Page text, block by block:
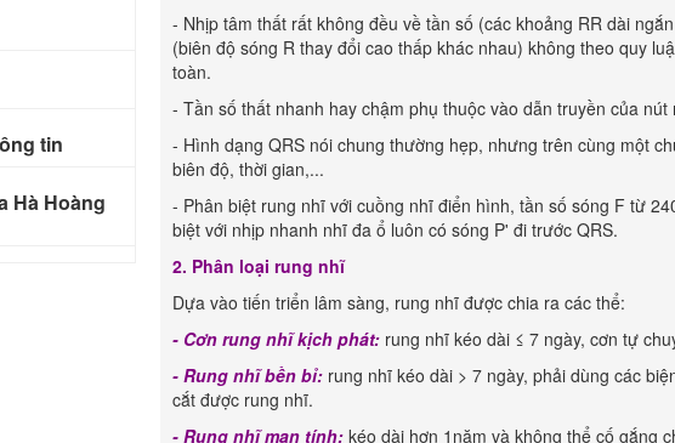
- Nhịp tâm thất rất không đều về tần số (các khoảng RR dài
(biên độ sóng R thay đổi cao thấp khác nhau) không theo quy
toàn.
- Tần số thất nhanh hay chậm phụ thuộc vào dẫn truyền của nút
- Hình dạng QRS nói chung thường hẹp, nhưng trên cùng một
biên độ, thời gian,...
- Phân biệt rung nhĩ với cuồng nhĩ điển hình, tần số sóng F từ
biệt với nhịp nhanh nhĩ đa ổ luôn có sóng P' đi trước QRS.
2. Phân loại rung nhĩ
Dựa vào tiến triển lâm sàng, rung nhĩ được chia ra các thể:
- Cơn rung nhĩ kịch phát: rung nhĩ kéo dài ≤ 7 ngày, cơn tự
- Rung nhĩ bền bỉ: rung nhĩ kéo dài > 7 ngày, phải dùng các
cắt được rung nhĩ.
- Rung nhĩ mạn tính: kéo dài hơn 1năm và không thể cố gắng
tin
Hà Hoàng